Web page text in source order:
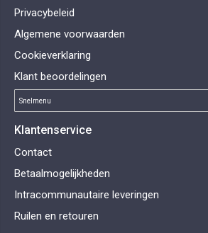
Privacybeleid
Algemene voorwaarden
Cookieverklaring
Klant beoordelingen
Klantenservice
Contact
Betaalmogelijkheden
Intracommunautaire leveringen
Ruilen en retouren